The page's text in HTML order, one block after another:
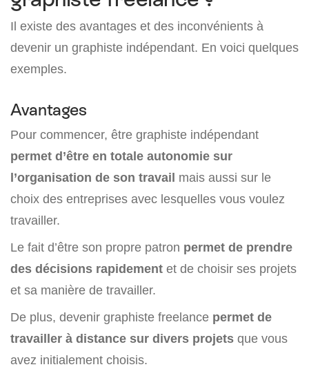
Il existe des avantages et des inconvénients à
devenir un graphiste indépendant. En voici quelques
exemples.
Avantages
Pour commencer, être graphiste indépendant
permet d’être en totale autonomie sur
l’organisation de son travail mais aussi sur le
choix des entreprises avec lesquelles vous voulez
travailler.
Le fait d’être son propre patron permet de prendre
des décisions rapidement et de choisir ses projets
et sa manière de travailler.
De plus, devenir graphiste freelance permet de
travailler à distance sur divers projets que vous
avez initialement choisis.